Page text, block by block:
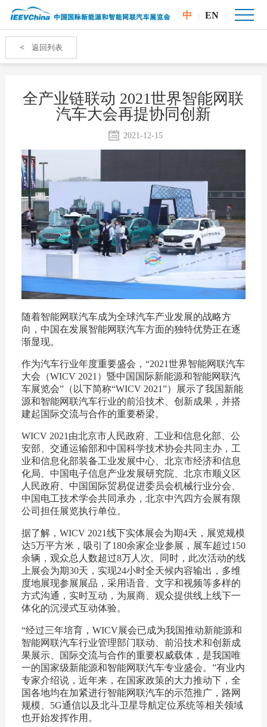
中 EN
< 返回列表
全产业链联动 2021世界智能网联
汽车大会再提协同创新
2021-12-15
随着智能网联汽车成为全球汽车产业发展的战略方
向，中国在发展智能网联汽车方面的独特优势正在逐
渐显现。
作为汽车行业年度重要盛会，“2021世界智能网联汽车
大会（WICV 2021）暨中国国际新能源和智能网联汽
车展览会”（以下简称“WICV 2021”）展示了我国新能
源和智能网联汽车行业的前沿技术、创新成果，并搭
建起国际交流与合作的重要桥梁。
WICV 2021由北京市人民政府、工业和信息化部、公
安部、交通运输部和中国科学技术协会共同主办，工
业和信息化部装备工业发展中心、北京市经济和信息
化局、中国电子信息产业发展研究院、北京市顺义区
人民政府、中国国际贸易促进委员会机械行业分会、
中国电工技术学会共同承办，北京中汽四方会展有限
公司担任展览执行单位。
据了解，WICV 2021线下实体展会为期4天，展览规模
达5万平方米，吸引了180余家企业参展，展车超过150
余辆，观众总人数超过8万人次。同时，此次活动的线
上展会为期30天，实现24小时全天候内容输出，多维
度地展现参展展品，采用语音、文字和视频等多样的
方式沟通，实时互动，为展商、观众提供线上线下一
体化的沉浸式互动体验。
“经过三年培育，WICV展会已成为我国推动新能源和
智能网联汽车行业管理部门联动、前沿技术和创新成
果展示、国际交流与合作的重要权威载体，是我国唯
一的国家级新能源和智能网联汽车专业盛会。”有业内
专家介绍说，近年来，在国家政策的大力推动下，全
国各地均在加紧进行智能网联汽车的示范推广，路网
规模、5G通信以及北斗卫星导航定位系统等相关领域
也开始发挥作用。